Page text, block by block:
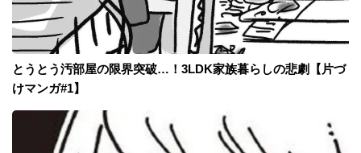
とうとう汚部屋の限界突破…！3LDK家族暮らしの悲劇【片づ
けマンガ#1】